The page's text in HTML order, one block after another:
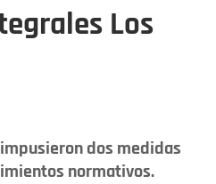
Los
dos medidas
normativos.